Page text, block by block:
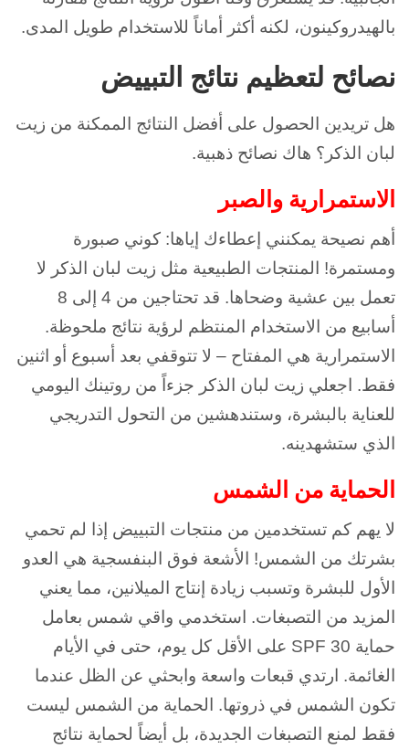
بالهيدروكينون، لكنه أكثر أماناً للاستخدام طويل المدى.
نصائح لتعظيم نتائج التبييض
هل تريدين الحصول على أفضل النتائج الممكنة من زيت
لبان الذكر؟ هاك نصائح ذهبية.
الاستمرارية والصبر
أهم نصيحة يمكنني إعطاءك إياها: كوني صبورة
ومستمرة! المنتجات الطبيعية مثل زيت لبان الذكر لا
تعمل بين عشية وضحاها. قد تحتاجين من 4 إلى 8
أسابيع من الاستخدام المنتظم لرؤية نتائج ملحوظة.
الاستمرارية هي المفتاح – لا تتوقفي بعد أسبوع أو اثنين
فقط. اجعلي زيت لبان الذكر جزءاً من روتينك اليومي
للعناية بالبشرة، وستندهشين من التحول التدريجي
الذي ستشهدينه.
الحماية من الشمس
لا يهم كم تستخدمين من منتجات التبييض إذا لم تحمي
بشرتك من الشمس! الأشعة فوق البنفسجية هي العدو
الأول للبشرة وتسبب زيادة إنتاج الميلانين، مما يعني
المزيد من التصبغات. استخدمي واقي شمس بعامل
حماية SPF 30 على الأقل كل يوم، حتى في الأيام
الغائمة. ارتدي قبعات واسعة وابحثي عن الظل عندما
تكون الشمس في ذروتها. الحماية من الشمس ليست
فقط لمنع التصبغات الجديدة، بل أيضاً لحماية نتائج